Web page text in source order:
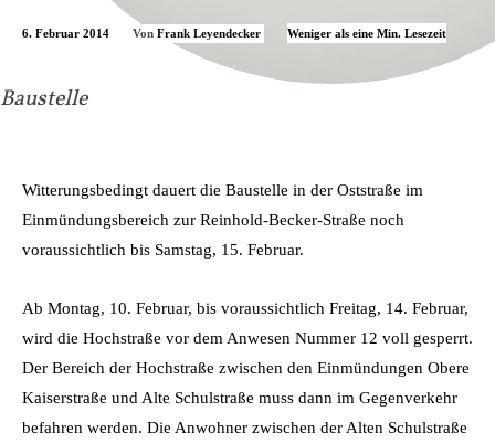
Baustelle
6. Februar 2014 Von Frank Leyendecker Weniger als eine Min. Lesezeit
Witterungsbedingt dauert die Baustelle in der Oststraße im
Einmündungsbereich zur Reinhold-Becker-Straße noch
voraussichtlich bis Samstag, 15. Februar.
Ab Montag, 10. Februar, bis voraussichtlich Freitag, 14. Februar,
wird die Hochstraße vor dem Anwesen Nummer 12 voll gesperrt.
Der Bereich der Hochstraße zwischen den Einmündungen Obere
Kaiserstraße und Alte Schulstraße muss dann im Gegenverkehr
befahren werden. Die Anwohner zwischen der Alten Schulstraße